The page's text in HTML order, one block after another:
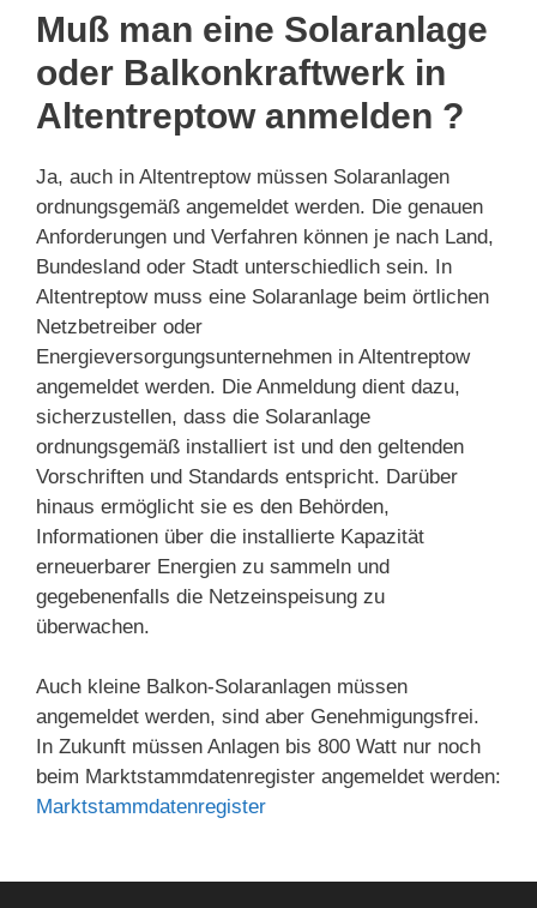
Muß man eine Solaranlage
oder Balkonkraftwerk in
Altentreptow anmelden ?
Ja, auch in Altentreptow müssen Solaranlagen
ordnungsgemäß angemeldet werden. Die genauen
Anforderungen und Verfahren können je nach Land,
Bundesland oder Stadt unterschiedlich sein. In
Altentreptow muss eine Solaranlage beim örtlichen
Netzbetreiber oder
Energieversorgungsunternehmen in Altentreptow
angemeldet werden. Die Anmeldung dient dazu,
sicherzustellen, dass die Solaranlage
ordnungsgemäß installiert ist und den geltenden
Vorschriften und Standards entspricht. Darüber
hinaus ermöglicht sie es den Behörden,
Informationen über die installierte Kapazität
erneuerbarer Energien zu sammeln und
gegebenenfalls die Netzeinspeisung zu
überwachen.
Auch kleine Balkon-Solaranlagen müssen
angemeldet werden, sind aber Genehmigungsfrei.
In Zukunft müssen Anlagen bis 800 Watt nur noch
beim Marktstammdatenregister angemeldet werden:
Marktstammdatenregister